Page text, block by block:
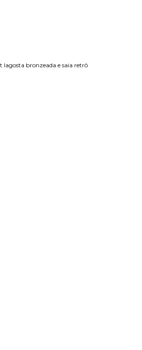
bronzeada e saia retrô